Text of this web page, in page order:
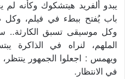
يبدو ألفريد هيتشكوك وكأنه لم
باب يُفتح ببطء في فيلم،
وكل موسيقى تسبق الكارثة..
الملهم، لنراه في الذاكرة
ويهمس : اجعلوا الجمهور
في الانتظار.